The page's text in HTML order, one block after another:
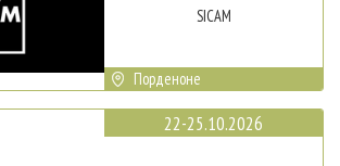
SICAM
Порденоне
22-25.10.2026